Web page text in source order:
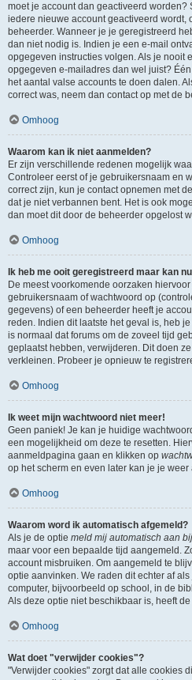
moet je account dan geactiveerd worden?
iedere nieuwe account geactiveerd wordt,
beheerder. Wanneer je je geregistreerd
dan niet nodig is. Indien je een e-mail
opgegeven instructies volgen. Als je nooit
opgegeven e-mailadres dan wel juist?
het aantal valse accounts te doen dalen.
correct was, neem dan contact op met de
Omhoog
Waarom kan ik niet aanmelden?
Er zijn verschillende redenen mogelijk
Controleer eerst of je gebruikersnaam en
correct zijn, kun je contact opnemen met
dat je niet verbannen bent. Het is ook
dan moet dit door de beheerder opgelost
Omhoog
Ik heb me ooit geregistreerd maar kan
De meest voorkomende oorzaken
gebruikersnaam of wachtwoord op
gegevens) of een beheerder heeft je
reden. Indien dit laatste het geval is, heb
is normaal dat forums om de zoveel tijd
geplaatst hebben, verwijderen. Dit doen
verkleinen. Probeer je opnieuw te
Omhoog
Ik weet mijn wachtwoord niet meer!
Geen paniek! Je kan je huidige
een mogelijkheid om deze te resetten.
aanmeldpagina gaan en klikken op
op het scherm en even later kan je je
Omhoog
Waarom word ik automatisch afgemeld?
Als je de optie meld mij automatisch aan
maar voor een bepaalde tijd aangemeld.
account misbruiken. Om aangemeld te
optie aanvinken. We raden dit echter af
computer, bijvoorbeeld op school, in de
Als deze optie niet beschikbaar is, heeft
Omhoog
Wat doet "verwijder cookies"?
"Verwijder cookies" zorgt dat alle cookies